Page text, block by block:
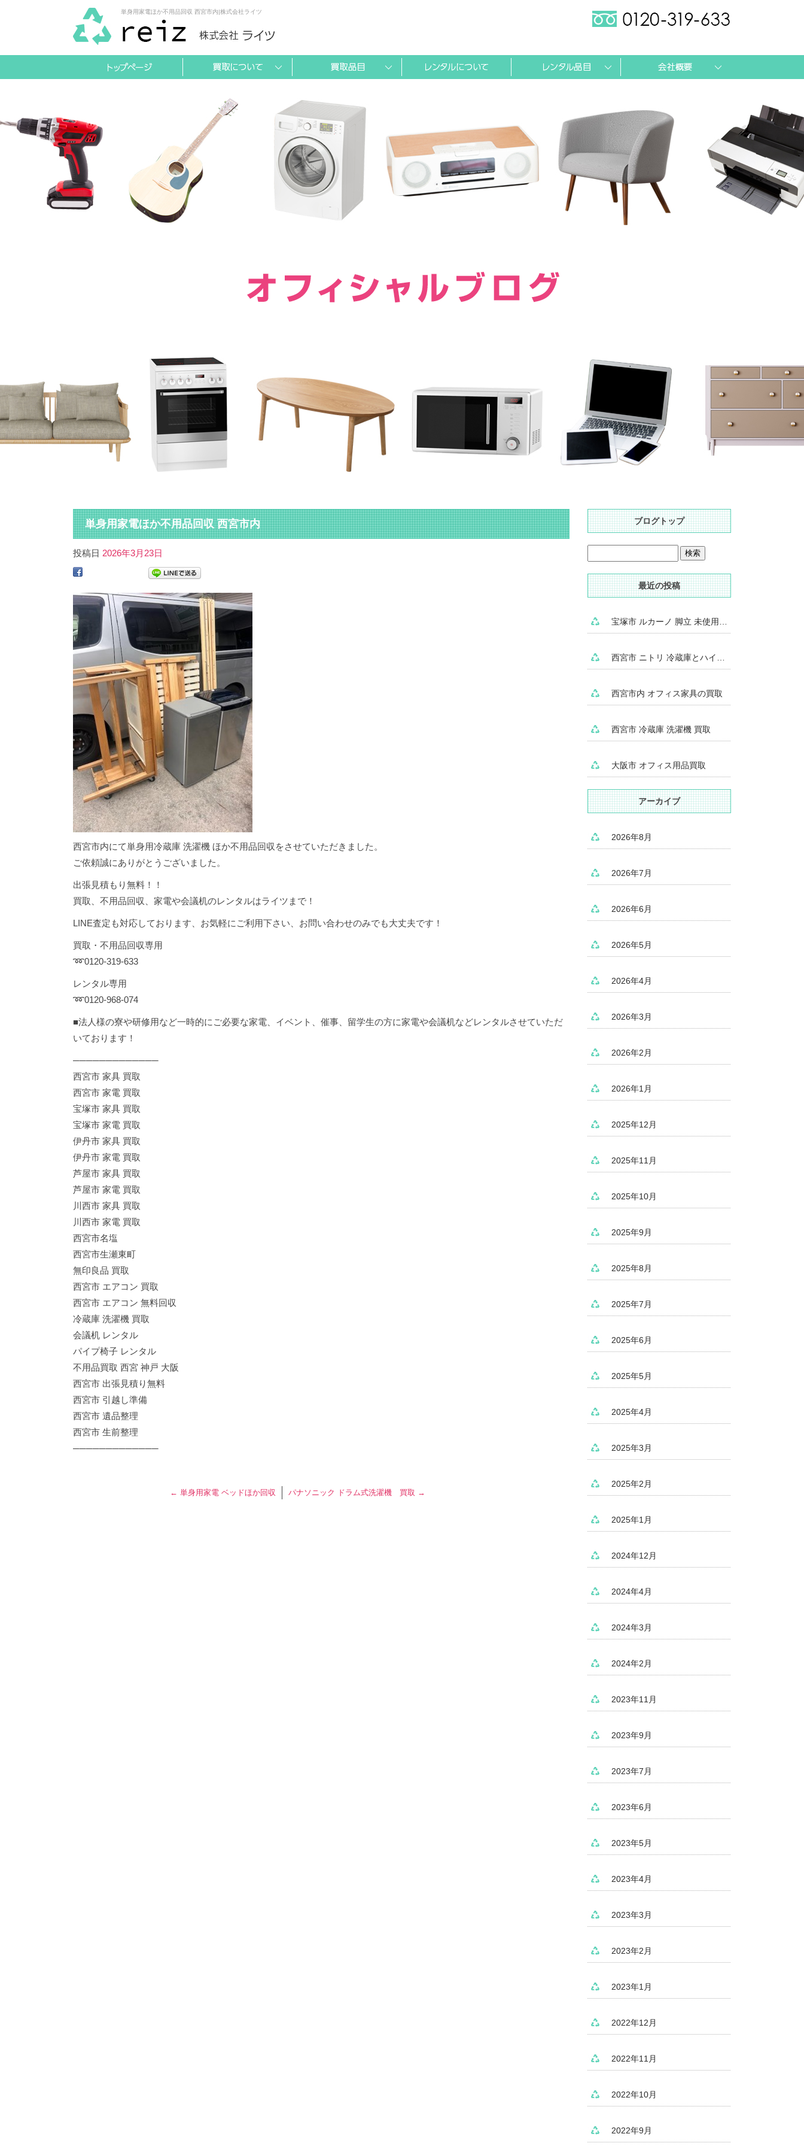
単身用家電ほか不用品回収 西宮市内|株式会社ライツ
単身用家電ほか不用品回収 西宮市内
投稿日 2026年3月23日
西宮市内にて単身用冷蔵庫 洗濯機 ほか不用品回収をさせていただきました。
ご依頼誠にありがとうございました。
出張見積もり無料！！
買取、不用品回収、家電や会議机のレンタルはライツまで！
LINE査定も対応しております、お気軽にご利用下さい、お問い合わせのみでも大丈夫です！
買取・不用品回収専用
➿0120-319-633
レンタル専用
➿0120-968-074
■法人様の寮や研修用など一時的にご必要な家電、イベント、催事、留学生の方に家電や会議机などレンタルさせていただ
いております！
─────────────
西宮市 家具 買取
西宮市 家電 買取
宝塚市 家具 買取
宝塚市 家電 買取
伊丹市 家具 買取
伊丹市 家電 買取
芦屋市 家具 買取
芦屋市 家電 買取
川西市 家具 買取
川西市 家電 買取
西宮市名塩
西宮市生瀬東町
無印良品 買取
西宮市 エアコン 買取
西宮市 エアコン 無料回収
冷蔵庫 洗濯機 買取
会議机 レンタル
パイプ椅子 レンタル
不用品買取 西宮 神戸 大阪
西宮市 出張見積り無料
西宮市 引越し準備
西宮市 遺品整理
西宮市 生前整理
─────────────
← 単身用家電 ベッドほか回収 パナソニック ドラム式洗濯機 買取 →
ブログトップ
最近の投稿
西宮市内 オフィス家具の買取
西宮市 冷蔵庫 洗濯機 買取
大阪市 オフィス用品買取
アーカイブ
2026年8月
2026年7月
2026年6月
2026年5月
2026年4月
2026年3月
2026年2月
2026年1月
2025年12月
2025年11月
2025年10月
2025年9月
2025年8月
2025年7月
2025年6月
2025年5月
2025年4月
2025年3月
2025年2月
2025年1月
2024年12月
2024年4月
2024年3月
2024年2月
2023年11月
2023年9月
2023年7月
2023年6月
2023年5月
2023年4月
2023年3月
2023年2月
2023年1月
2022年12月
2022年11月
2022年10月
2022年9月